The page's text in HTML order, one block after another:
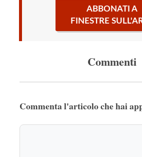
ABBONATI A
FINESTRE
Commenti
Commenta l'articolo che hai